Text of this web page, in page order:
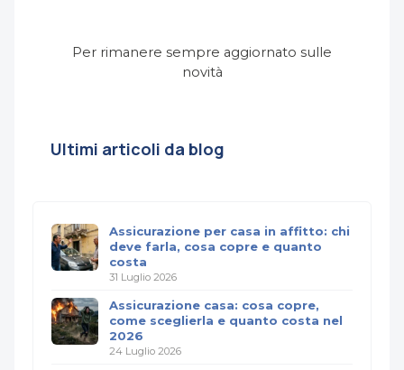
Per rimanere sempre aggiornato sulle
novità
Ultimi articoli da blog
Assicurazione per casa in affitto: chi
deve farla, cosa copre e quanto
costa
31 Luglio 2026
Assicurazione casa: cosa copre,
come sceglierla e quanto costa nel
2026
24 Luglio 2026